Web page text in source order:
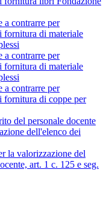
a contrarre per
fornitura di materiale
a contrarre per
fornitura di materiale
a contrarre per
fornitura di coppe per
del personale docente
dell'elenco dei
la valorizzazione del
art. 1 c. 125 e seg.